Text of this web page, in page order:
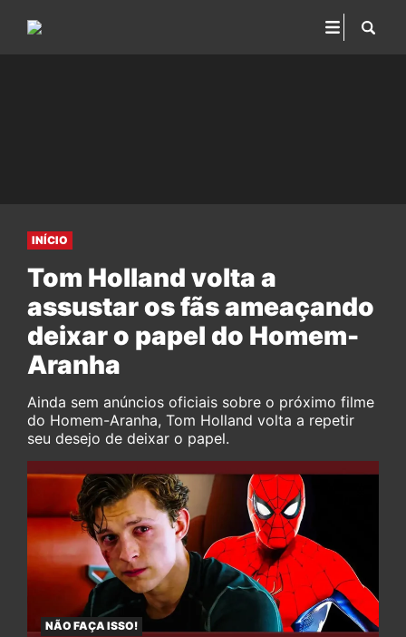
INÍCIO
Tom Holland volta a
assustar os fãs ameaçando
deixar o papel do Homem-
Aranha
Ainda sem anúncios oficiais sobre o próximo filme
do Homem-Aranha, Tom Holland volta a repetir
seu desejo de deixar o papel.
NÃO FAÇA ISSO!